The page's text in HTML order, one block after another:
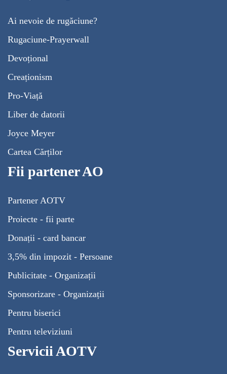
Ai nevoie de rugăciune?
Rugaciune-Prayerwall
Devoțional
Creaționism
Pro-Viață
Liber de datorii
Joyce Meyer
Cartea Cărților
Fii partener AO
Partener AOTV
Proiecte - fii parte
Donații - card bancar
3,5% din impozit - Persoane
Publicitate - Organizații
Sponsorizare - Organizații
Pentru biserici
Pentru televiziuni
Servicii AOTV